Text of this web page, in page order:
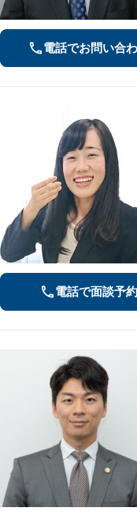
電話でお問い合
電話で面談予約